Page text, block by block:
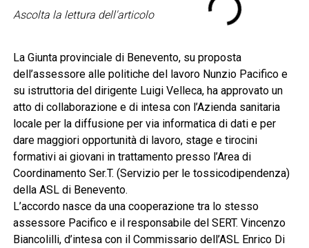
Ascolta la lettura dell'articolo
La Giunta provinciale di Benevento, su proposta
dell’assessore alle politiche del lavoro Nunzio Pacifico e
su istruttoria del dirigente Luigi Velleca, ha approvato un
atto di collaborazione e di intesa con l’Azienda sanitaria
locale per la diffusione per via informatica di dati e per
dare maggiori opportunità di lavoro, stage e tirocini
formativi ai giovani in trattamento presso l’Area di
Coordinamento Ser.T. (Servizio per le tossicodipendenza)
della ASL di Benevento.
L’accordo nasce da una cooperazione tra lo stesso
assessore Pacifico e il responsabile del SERT. Vincenzo
Biancolilli, d’intesa con il Commissario dell’ASL Enrico Di